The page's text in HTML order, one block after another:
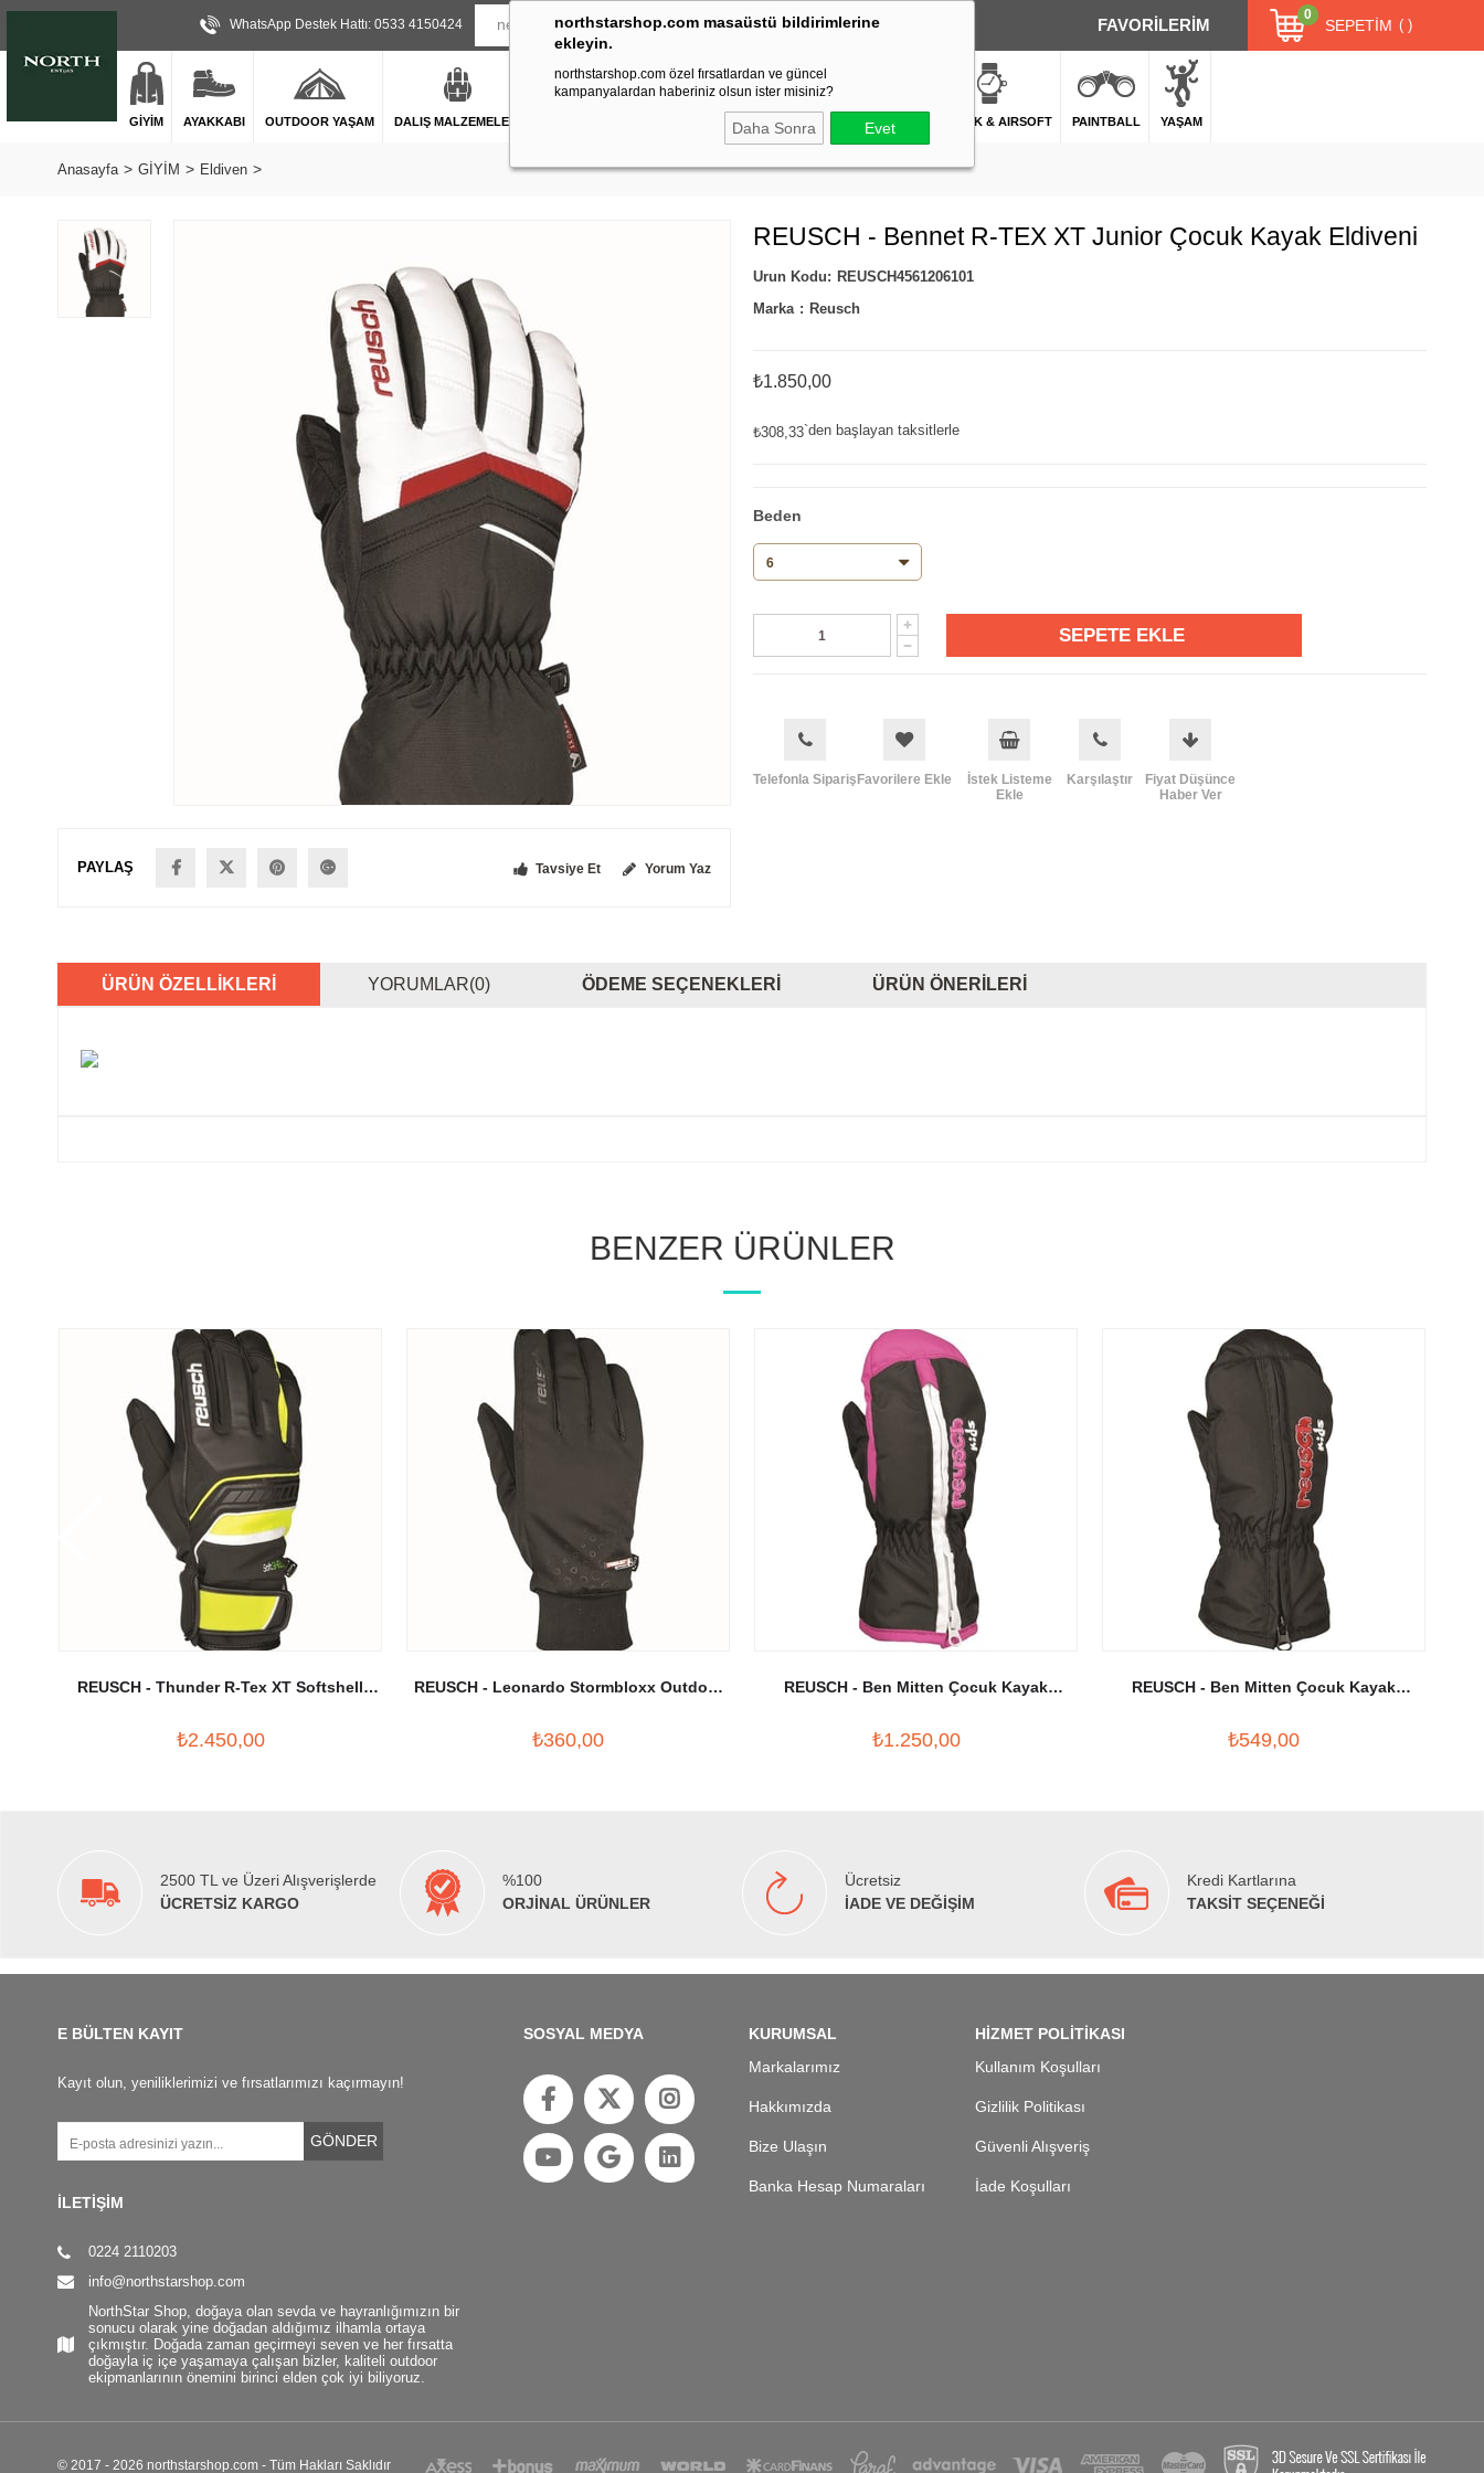
northstarshop.com masaüstü bildirimlerine
ekleyin.
northstarshop.com özel fırsatlardan ve güncel
kampanyalardan haberiniz olsun ister misiniz?
Daha Sonra Evet
WhatsApp Destek Hattı: 0533 4150424 FAVORİLERİM SEPETIM
0
GİYİM AYAKKABI OUTDOOR YAŞAM DALIŞ MALZEMELERİ FENER DAĞCILIK & İŞ GÜVENLİĞİ ATICILIK & AIRSOFT PAINTBALL YAŞAM
Anasayfa GİYİM Eldiven
PAYLAŞ Tavsiye Et Yorum Yaz
REUSCH - Bennet R-TEX XT Junior Çocuk Kayak Eldiveni
REUSCH4561206101
Marka : Reusch
₺1.850,00
₺308,33`den başlayan taksitlerle
Beden
Telefonla Sipariş Favorilere Ekle
İstek Listeme
Ekle
Karşılaştır
Fiyat Düşünce
Haber Ver
ÜRÜN ÖZELLIKLERI YORUMLAR(0) ÖDEME SEÇENEKLERI ÜRÜN ÖNERILERI
BENZER ÜRÜNLER
REUSCH - Thunder R-Tex XT Softshell
₺2.450,00
REUSCH - Leonardo Stormbloxx Outdoor
₺360,00
REUSCH - Ben Mitten Çocuk Kayak
₺1.250,00
REUSCH - Ben Mitten Çocuk Kayak
₺549,00
2500 TL ve Üzeri Alışverişlerde
ÜCRETSİZ KARGO
%100
ORJİNAL ÜRÜNLER
Ücretsiz
İADE VE DEĞİŞİM
Kredi Kartlarına
TAKSİT SEÇENEĞİ
E BÜLTEN KAYIT
Kayıt olun, yeniliklerimizi ve fırsatlarımızı kaçırmayın!
GÖNDER
İLETİŞİM
0224 2110203
info@northstarshop.com
NorthStar Shop, doğaya olan sevda ve hayranlığımızın bir
sonucu olarak yine doğadan aldığımız ilhamla ortaya
çıkmıştır. Doğada zaman geçirmeyi seven ve her fırsatta
doğayla iç içe yaşamaya çalışan bizler, kaliteli outdoor
ekipmanlarının önemini birinci elden çok iyi biliyoruz.
SOSYAL MEDYA
KURUMSAL
Markalarımız
Hakkımızda
Bize Ulaşın
Banka Hesap Numaraları
HİZMET POLİTİKASI
Kullanım Koşulları
Gizlilik Politikası
Güvenli Alışveriş
İade Koşulları
© 2017 - 2026 northstarshop.com - Tüm Hakları Saklıdır